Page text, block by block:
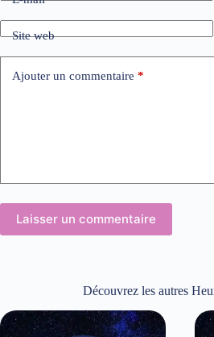
Site web
Ajouter un commentaire *
Laisser un commentaire
Découvrez les autres